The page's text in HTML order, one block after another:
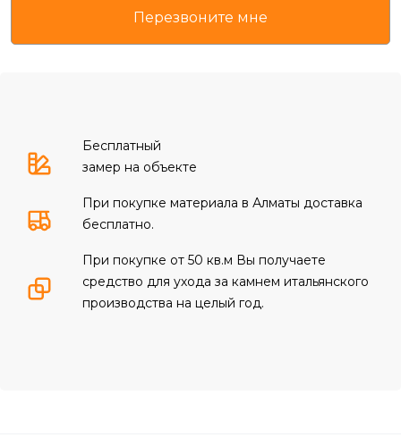
Бесплатный
замер на объекте
При покупке материала в Алматы доставка
бесплатно.
При покупке от 50 кв.м Вы получаете
средство для ухода за камнем итальянского
производства на целый год.